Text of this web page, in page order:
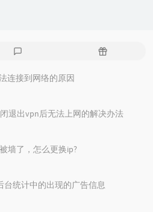
评
论
随
连接到网络的原因
退出vpn后无法上网的解决办法
墙了，怎么更换ip?
台统计中的出现的广告信息